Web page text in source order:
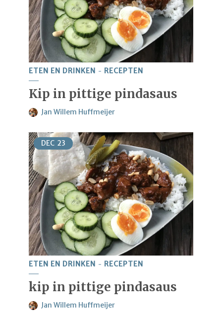
ETEN EN DRINKEN RECEPTEN
Kip in pittige pindasaus
Jan Willem Huffmeijer
DEC 23
ETEN EN DRINKEN RECEPTEN
kip in pittige pindasaus
Jan Willem Huffmeijer